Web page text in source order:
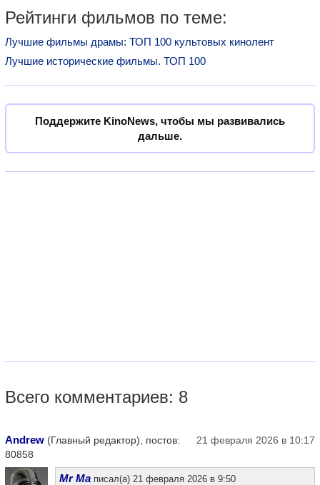
Рейтинги фильмов по теме:
Лучшие фильмы драмы: ТОП 100 культовых кинолент
Лучшие исторические фильмы. ТОП 100
Поддержите KinoNews, чтобы мы развивались
дальше.
Всего комментариев: 8
Andrew (Главный редактор), постов:
80858
21 февраля 2026 в 10:17
Mr Ma писал(а) 21 февраля 2026 в 9:50